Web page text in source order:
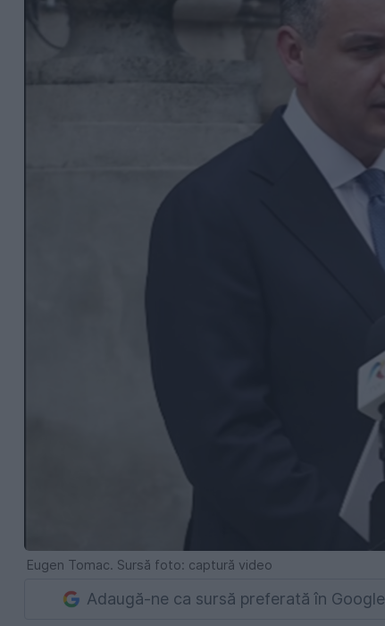
Eugen Tomac. Sursă foto: captură video
Adaugă-ne ca sursă preferată în Google